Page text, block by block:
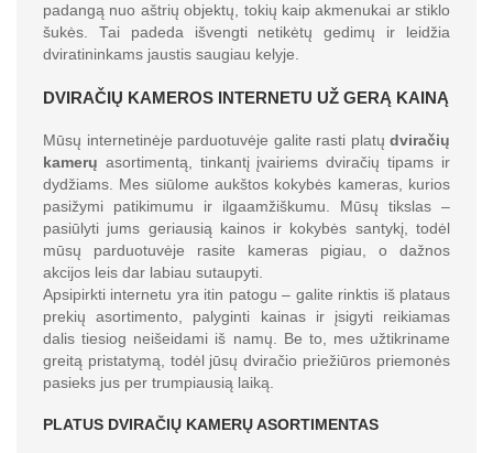
padangą nuo aštrių objektų, tokių kaip akmenukai ar stiklo
šukės. Tai padeda išvengti netikėtų gedimų ir leidžia
dviratininkams jaustis saugiau kelyje.
DVIRAČIŲ KAMEROS INTERNETU UŽ GERĄ KAINĄ
Mūsų internetinėje parduotuvėje galite rasti platų dviračių
kamerų asortimentą, tinkantį įvairiems dviračių tipams ir
dydžiams. Mes siūlome aukštos kokybės kameras, kurios
pasižymi patikimumu ir ilgaamžiškumu. Mūsų tikslas –
pasiūlyti jums geriausią kainos ir kokybės santykį, todėl
mūsų parduotuvėje rasite kameras pigiau, o dažnos
akcijos leis dar labiau sutaupyti.
Apsipirkti internetu yra itin patogu – galite rinktis iš plataus
prekių asortimento, palyginti kainas ir įsigyti reikiamas
dalis tiesiog neišeidami iš namų. Be to, mes užtikriname
greitą pristatymą, todėl jūsų dviračio priežiūros priemonės
pasieks jus per trumpiausią laiką.
PLATUS DVIRAČIŲ KAMERŲ ASORTIMENTAS